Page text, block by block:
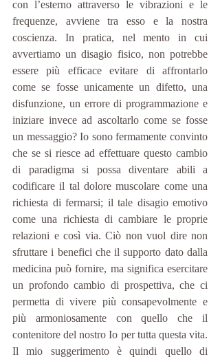
con l’esterno attraverso le vibrazioni e le
frequenze, avviene tra esso e la nostra
coscienza. In pratica, nel mento in cui
avvertiamo un disagio fisico, non potrebbe
essere più efficace evitare di affrontarlo
come se fosse unicamente un difetto, una
disfunzione, un errore di programmazione e
iniziare invece ad ascoltarlo come se fosse
un messaggio? Io sono fermamente convinto
che se si riesce ad effettuare questo cambio
di paradigma si possa diventare abili a
codificare il tal dolore muscolare come una
richiesta di fermarsi; il tale disagio emotivo
come una richiesta di cambiare le proprie
relazioni e così via. Ciò non vuol dire non
sfruttare i benefici che il supporto dato dalla
medicina può fornire, ma significa esercitare
un profondo cambio di prospettiva, che ci
permetta di vivere più consapevolmente e
più armoniosamente con quello che il
contenitore del nostro Io per tutta questa vita.
Il mio suggerimento è quindi quello di